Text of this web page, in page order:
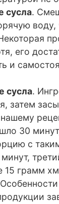
сусла.
его
и
сусла.
затем
30
с
15 грамм